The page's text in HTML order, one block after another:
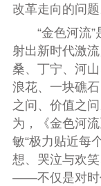
改革走向的问题
“金色河流”
射出新时代激
桑、丁宁、河
浪花、一块礁
之问、价值之
为，《金色河
敏“极力贴近每
想、哭泣与欢
——不仅是对时